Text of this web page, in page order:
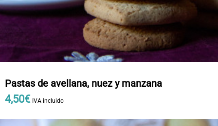
Pastas de avellana, nuez y manzana
4,50€ IVA incluido